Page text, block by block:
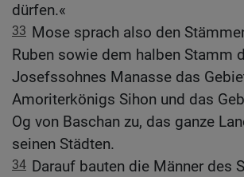
dürfen.«
33 Mose sprach also den
Ruben sowie dem halben Stamm
Josefssohnes Manasse das
Amoriterkönigs Sihon und das
Og von Baschan zu, das ganze
seinen Städten.
34 Darauf bauten die Männer des